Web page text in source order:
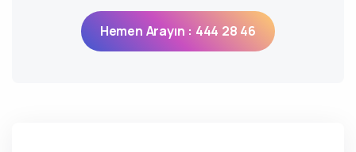
Hemen Arayın : 444 28 46